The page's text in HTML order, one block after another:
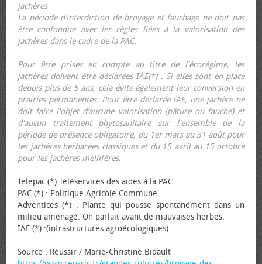
jachères
La période d’interdiction de broyage et fauchage ne doit pas
être confondue avec les règles liées à la valorisation des
jachères dans le cadre de la PAC.
Pour être prises en compte au titre de l'écorégime, les
jachères doivent être déclarées IAE(*) . Si elles sont en place
depuis plus de 5 ans, cela évite également leur conversion en
prairies permanentes. Pour être déclarée IAE, une jachère ne
doit faire l'objet d’aucune valorisation (pâture ou fauche) et
d'aucun traitement phytosanitaire sur l'ensemble de la
période de présence obligatoire, du 1er mars au 31 août pour
les jachères herbacées classiques et du 15 avril au 15 octobre
pour les jachères mellifères.
Telepac (*) Téléservices des aides à la PAC
PAC (*) : Politique Agricole Commune
Adventices (*) : Plante qui pousse spontanément dans un
milieu aménagé. On parlait avant de mauvaises herbes.
IAE (*) :(infrastructures agroécologiques)
Source : Réussir / Marie-Christine Bidault